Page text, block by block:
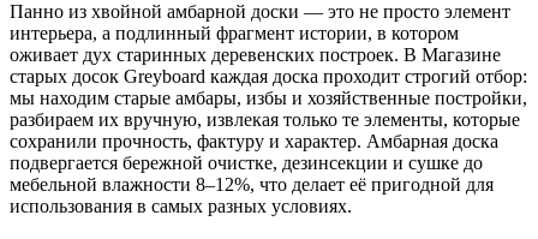
Панно из хвойной амбарной доски — это не просто элемент
интерьера, а подлинный фрагмент истории, в котором
оживает дух старинных деревенских построек. В Магазине
старых досок Greyboard каждая доска проходит строгий отбор:
мы находим старые амбары, избы и хозяйственные постройки,
разбираем их вручную, извлекая только те элементы, которые
сохранили прочность, фактуру и характер. Амбарная доска
подвергается бережной очистке, дезинсекции и сушке до
мебельной влажности 8–12%, что делает её пригодной для
использования в самых разных условиях.